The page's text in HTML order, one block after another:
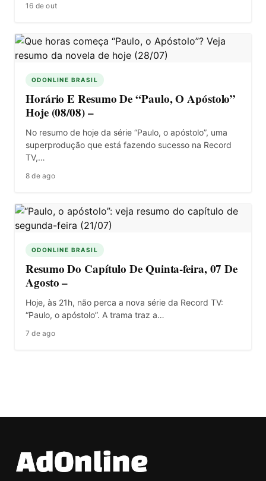
16 de out
ODONLINE BRASIL
Horário E Resumo De “Paulo, O Apóstolo”
Hoje (08/08) –
No resumo de hoje da série “Paulo, o apóstolo”, uma
superprodução que está fazendo sucesso na Record
TV,…
8 de ago
ODONLINE BRASIL
Resumo Do Capítulo De Quinta-feira, 07 De
Agosto –
Hoje, às 21h, não perca a nova série da Record TV:
“Paulo, o apóstolo”. A trama traz a…
7 de ago